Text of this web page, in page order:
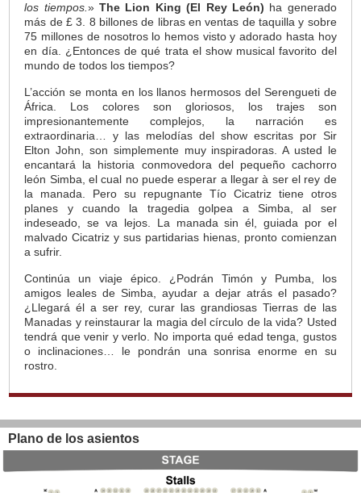
los tiempos. »The Lion King (El Rey León) ha generado
más de £ 3. 8 billones de libras en ventas de taquilla y sobre
75 millones de nosotros lo hemos visto y adorado hasta hoy
en día. ¿Entonces de qué trata el show musical favorito del
mundo de todos los tiempos?
L’acción se monta en los llanos hermosos del Serengueti de
África. Los colores son gloriosos, los trajes son
impresionantemente complejos, la narración es
extraordinaria… y las melodías del show escritas por Sir
Elton John, son simplemente muy inspiradoras. A usted le
encantará la historia conmovedora del pequeño cachorro
león Simba, el cual no puede esperar a llegar à ser el rey de
la manada. Pero su repugnante Tío Cicatriz tiene otros
planes y cuando la tragedia golpea a Simba, al ser
indeseado, se va lejos. La manada sin él, guiada por el
malvado Cicatriz y sus partidarias hienas, pronto comienzan
a sufrir.
Continúa un viaje épico. ¿Podrán Timón y Pumba, los
amigos leales de Simba, ayudar a dejar atrás el pasado?
¿Llegará él a ser rey, curar las grandiosas Tierras de las
Manadas y reinstaurar la magia del círculo de la vida? Usted
tendrá que venir y verlo. No importa qué edad tenga, gustos
o inclinaciones… le pondrán una sonrisa enorme en su
rostro.
Plano de los asientos